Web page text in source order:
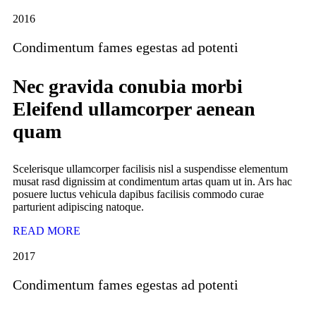
2016
Condimentum fames egestas ad potenti
Nec gravida conubia morbi
Eleifend ullamcorper aenean
quam
Scelerisque ullamcorper facilisis nisl a suspendisse elementum
musat rasd dignissim at condimentum artas quam ut in. Ars hac
posuere luctus vehicula dapibus facilisis commodo curae
parturient adipiscing natoque.
READ MORE
2017
Condimentum fames egestas ad potenti